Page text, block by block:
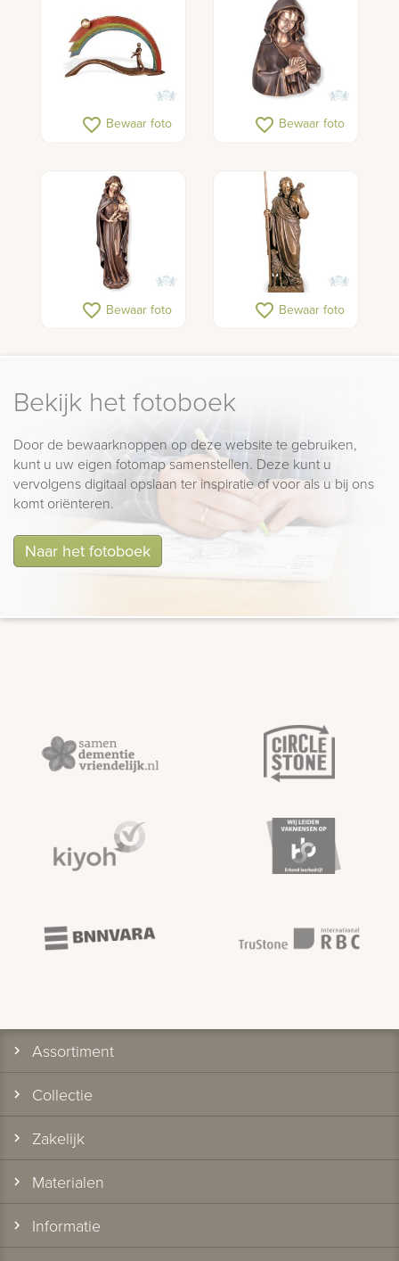
favorite_border Bewaar foto favorite_border Bewaar foto
favorite_border Bewaar foto favorite_border Bewaar foto
Bekijk het fotoboek
Door de bewaarknoppen op deze website te gebruiken,
kunt u uw eigen fotomap samenstellen. Deze kunt u
vervolgens digitaal opslaan ter inspiratie of voor als u bij ons
komt oriënteren.
Naar het fotoboek
Assortiment
Collectie
Zakelijk
Materialen
Informatie